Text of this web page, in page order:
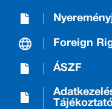
Foreign
ÁSZF